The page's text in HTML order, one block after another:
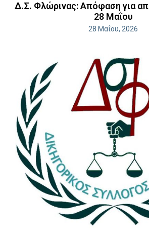
Δ.Σ. Φλώρινας: Απόφαση για
28 Μαΐου
28 Μαΐου, 2026